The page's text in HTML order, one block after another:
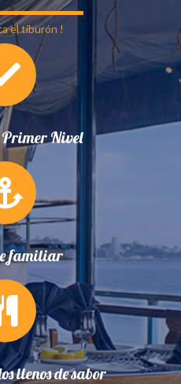
el tiburón !
Primer Nivel
familiar
llenos de sabor